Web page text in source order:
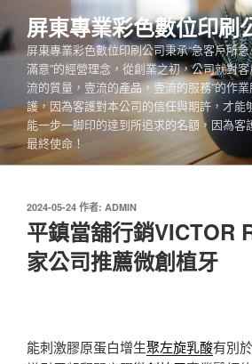
至
主
容
屏東專業彩色數位印刷
屏東專業彩色數位印刷公司秉承“急客戶所
滿意”的經營理念，從創業之初，公司就對
流的質量，壹流的產品，壹流的服務”的作
護，因為客護對本公司的信任與期許，才能
能一步一脚印的達到所追求的名額，因為客
最終使命！
發
佈
於
2024-05-24 作者: ADMIN
平鎮當舖行銷VICTOR
家公司推薦微創植牙
能刺激膠原蛋白增生聚左旋乳酸有別